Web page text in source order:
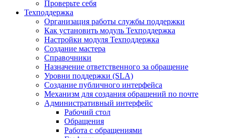
Проверьте себя
Техподдержка
Организация работы службы поддержки
Как установить модуль Техподдержка
Настройки модуля Техподдержка
Создание мастера
Справочники
Назначение ответственного за обращение
Уровни поддержки (SLA)
Создание публичного интерфейса
Механизм для создания обращений по почте
Административный интерфейс
Рабочий стол
Обращения
Работа с обращениями